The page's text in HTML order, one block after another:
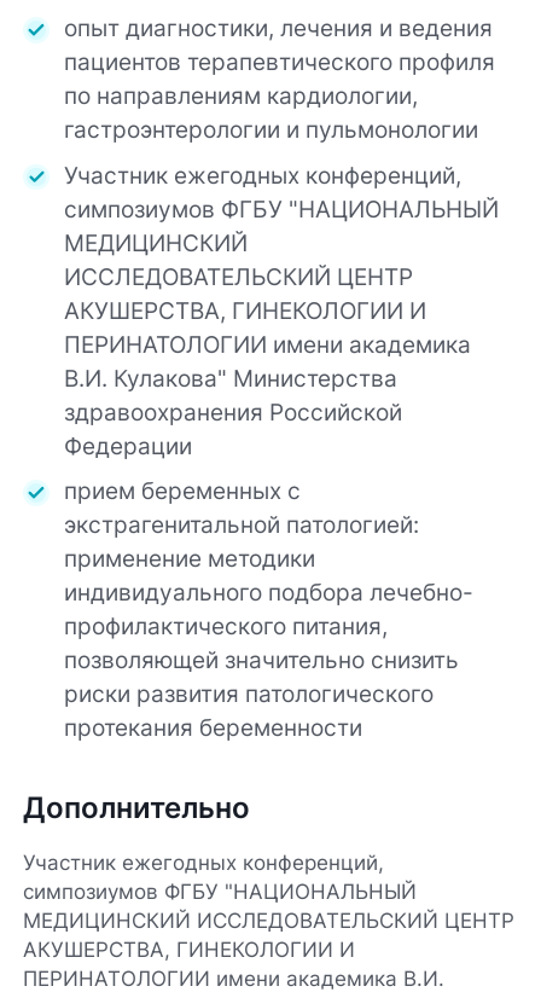
опыт диагностики, лечения и ведения
пациентов терапевтического профиля
по направлениям кардиологии,
гастроэнтерологии и пульмонологии
Участник ежегодных конференций,
симпозиумов ФГБУ "НАЦИОНАЛЬНЫЙ
МЕДИЦИНСКИЙ
ИССЛЕДОВАТЕЛЬСКИЙ ЦЕНТР
АКУШЕРСТВА, ГИНЕКОЛОГИИ И
ПЕРИНАТОЛОГИИ имени академика
В.И. Кулакова" Министерства
здравоохранения Российской
Федерации
прием беременных с
экстрагенитальной патологией:
применение методики
индивидуального подбора лечебно-
профилактического питания,
позволяющей значительно снизить
риски развития патологического
протекания беременности
Дополнительно
Участник ежегодных конференций,
симпозиумов ФГБУ "НАЦИОНАЛЬНЫЙ
МЕДИЦИНСКИЙ ИССЛЕДОВАТЕЛЬСКИЙ ЦЕНТР
АКУШЕРСТВА, ГИНЕКОЛОГИИ И
ПЕРИНАТОЛОГИИ имени академика В.И.